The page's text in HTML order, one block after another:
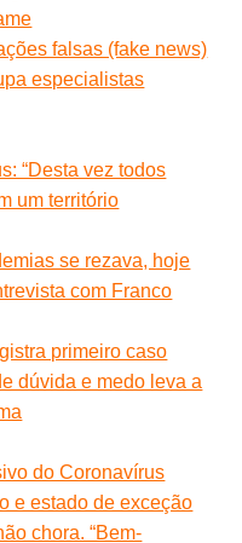
falsas (fake news)
especialistas
“Desta vez todos
um território
se rezava, hoje
com Franco
primeiro caso
dúvida e medo leva a
do Coronavírus
e estado de exceção
chora. “Bem-